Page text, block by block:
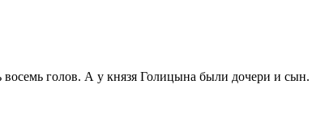
голов. А у князя Голицына были дочери и сын.